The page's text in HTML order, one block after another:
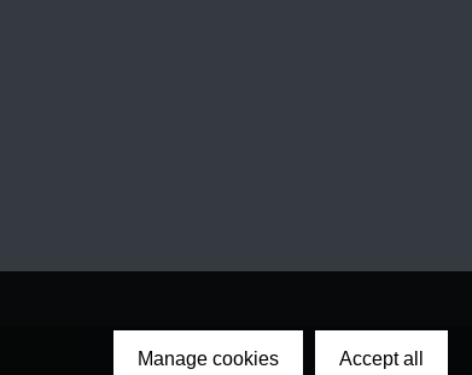
Manage cookies Accept all